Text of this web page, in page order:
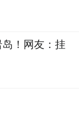
岛！网友：挂